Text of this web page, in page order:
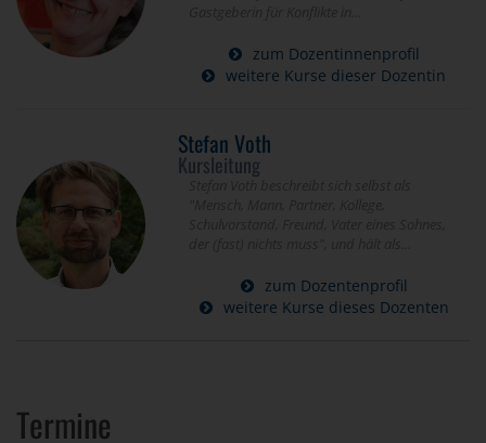
zum Dozentinnenprofil
weitere Kurse dieser Dozentin
Stefan Voth
Kursleitung
zum Dozentenprofil
weitere Kurse dieses Dozenten
Termine